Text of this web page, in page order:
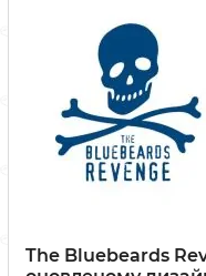
The Bluebeards